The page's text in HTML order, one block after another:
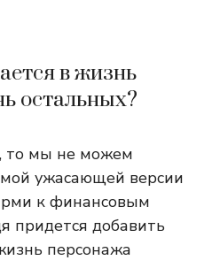
в жизнь
остальных?
то мы не можем
ужасающей версии
к финансовым
придется добавить
персонажа